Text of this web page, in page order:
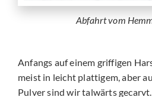
Abfahrt vom
Anfangs auf einem griffigen
meist in leicht plattigem, aber
Pulver sind wir talwärts